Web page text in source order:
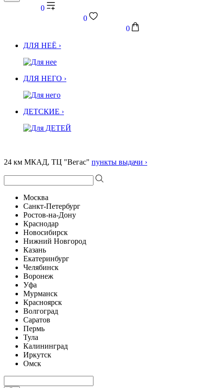
0
0
0
ДЛЯ НЕЁ ›
ДЛЯ НЕГО ›
ДЕТСКИЕ ›
24 км МКАД, ТЦ "Вегас" пункты выдачи ›
Москва
Санкт-Петербург
Ростов-на-Дону
Краснодар
Новосибирск
Нижний Новгород
Казань
Екатеринбург
Челябинск
Воронеж
Уфа
Мурманск
Красноярск
Волгоград
Саратов
Пермь
Тула
Калининград
Иркутск
Омск